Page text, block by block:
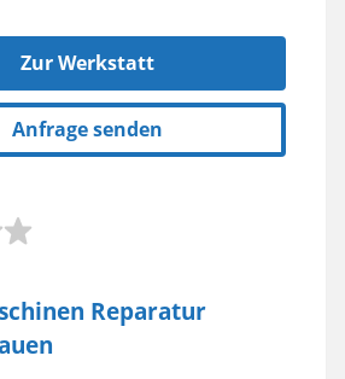
Zur Werkstatt
Anfrage senden
Reparatur